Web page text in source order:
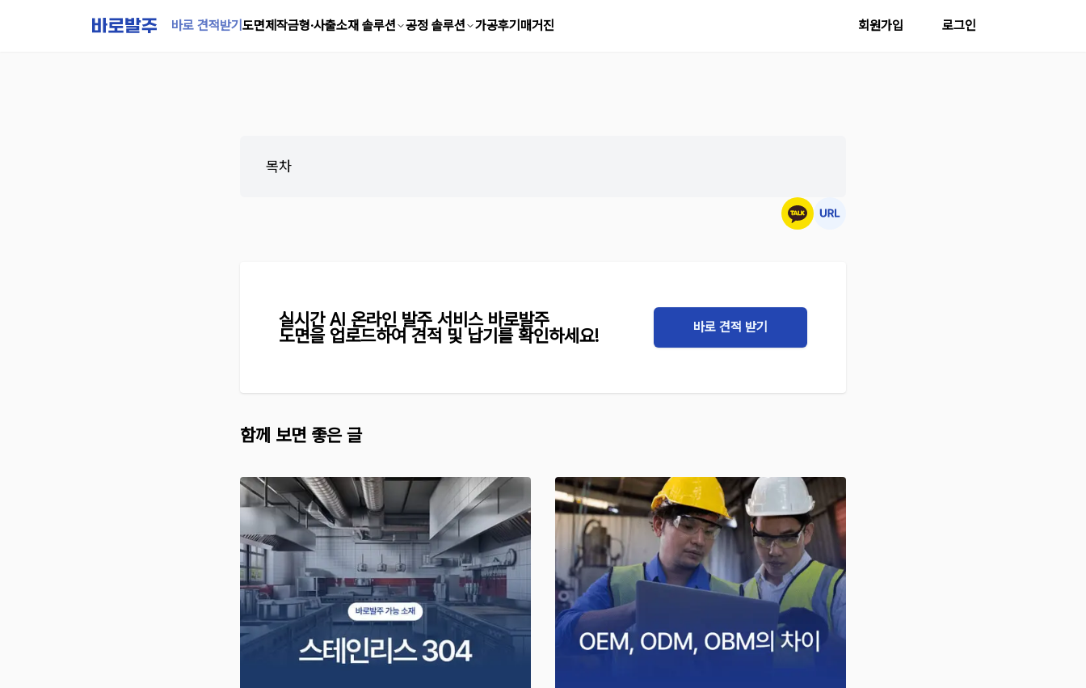
바로 견적받기 도면제작금형·사출소재 솔루션 공정 솔루션 가공후기 매거진 회원가입 로그인
목차
실시간 AI 온라인 발주 서비스 바로발주
도면을 업로드하여 견적 및 납기를 확인하세요! 바로 견적 받기
함께 보면 좋은 글